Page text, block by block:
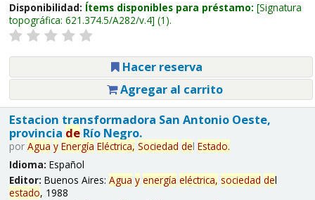
Disponibilidad: Ítems disponibles para préstamo: Signatura
topográfica: 621.374.5/A282/v.4 (1).
Hacer reserva
Agregar al carrito
Estacion transformadora San Antonio Oeste,
provincia deRío Negro.
por Agua y Energía Eléctrica, Sociedad del Estado.
Idioma: Español
Editor: Buenos Aires: Agua y energía eléctrica, sociedad del
estado, 1988